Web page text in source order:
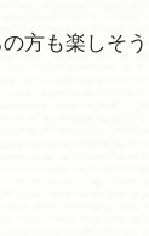
方も楽しそう